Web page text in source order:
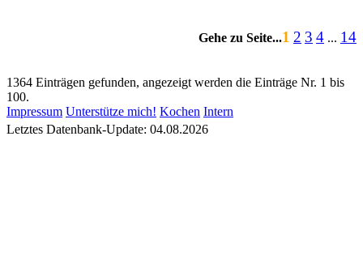
Gehe zu Seite...1 2 3 4 ... 14
1364 Einträgen gefunden, angezeigt werden die Einträge Nr. 1 bis
100.
Impressum Unterstütze mich! Kochen Intern
Letztes Datenbank-Update: 04.08.2026